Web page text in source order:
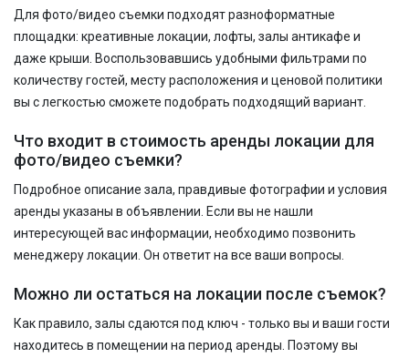
Для фото/видео съемки подходят разноформатные
площадки: креативные локации, лофты, залы антикафе и
даже крыши. Воспользовавшись удобными фильтрами по
количеству гостей, месту расположения и ценовой политики
вы с легкостью сможете подобрать подходящий вариант.
Что входит в стоимость аренды локации для
фото/видео съемки?
Подробное описание зала, правдивые фотографии и условия
аренды указаны в объявлении. Если вы не нашли
интересующей вас информации, необходимо позвонить
менеджеру локации. Он ответит на все ваши вопросы.
Можно ли остаться на локации после съемок?
Как правило, залы сдаются под ключ - только вы и ваши гости
находитесь в помещении на период аренды. Поэтому вы